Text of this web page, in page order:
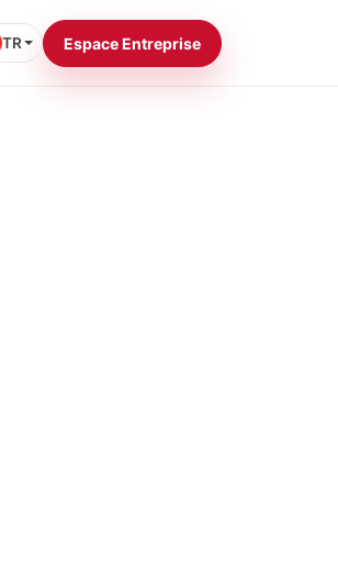
TR Espace Entreprise